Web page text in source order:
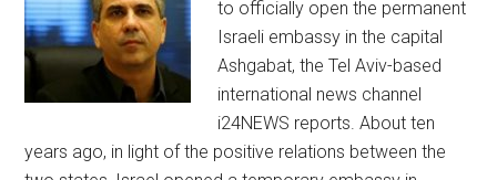
to officially open the permanent
Israeli embassy in the capital
Ashgabat, the Tel Aviv-based
international news channel
i24NEWS reports. About ten
years ago, in light of the positive relations between the